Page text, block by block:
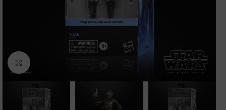
Clic para ampliar